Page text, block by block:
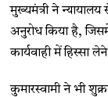
मुख्यमंत्री ने
अनुरोध किया है,
कार्यवाही में हिस्सा
कुमारस्वामी ने भी